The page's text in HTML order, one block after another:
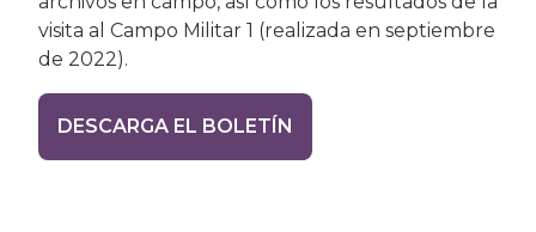
visita al Campo Militar 1 (realizada en septiembre
de 2022).
DESCARGA EL BOLETÍN